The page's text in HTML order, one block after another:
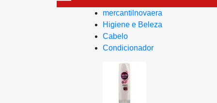
mercantilnovaera
Higiene e Beleza
Cabelo
Condicionador